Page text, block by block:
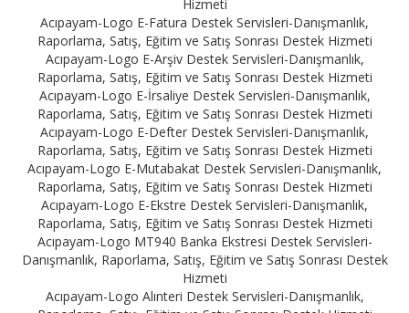
Hizmeti
Acıpayam-Logo E-Fatura Destek Servisleri-Danışmanlık,
Raporlama, Satış, Eğitim ve Satış Sonrası Destek Hizmeti
Acıpayam-Logo E-Arşiv Destek Servisleri-Danışmanlık,
Raporlama, Satış, Eğitim ve Satış Sonrası Destek Hizmeti
Acıpayam-Logo E-İrsaliye Destek Servisleri-Danışmanlık,
Raporlama, Satış, Eğitim ve Satış Sonrası Destek Hizmeti
Acıpayam-Logo E-Defter Destek Servisleri-Danışmanlık,
Raporlama, Satış, Eğitim ve Satış Sonrası Destek Hizmeti
Acıpayam-Logo E-Mutabakat Destek Servisleri-Danışmanlık,
Raporlama, Satış, Eğitim ve Satış Sonrası Destek Hizmeti
Acıpayam-Logo E-Ekstre Destek Servisleri-Danışmanlık,
Raporlama, Satış, Eğitim ve Satış Sonrası Destek Hizmeti
Acıpayam-Logo MT940 Banka Ekstresi Destek Servisleri-
Danışmanlık, Raporlama, Satış, Eğitim ve Satış Sonrası Destek
Hizmeti
Acıpayam-Logo Alınteri Destek Servisleri-Danışmanlık,